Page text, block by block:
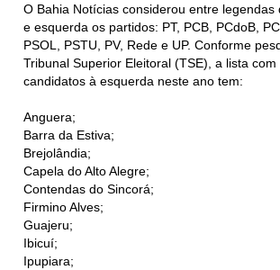
O Bahia Notícias considerou entre
e esquerda os partidos: PT, PCB, PCdoB,
PSOL, PSTU, PV, Rede e UP. Conforme
Tribunal Superior Eleitoral (TSE), a lista
candidatos à esquerda neste ano tem:
Anguera;
Barra da Estiva;
Brejolândia;
Capela do Alto Alegre;
Contendas do Sincorá;
Firmino Alves;
Guajeru;
Ibicuí;
Ipupiara;